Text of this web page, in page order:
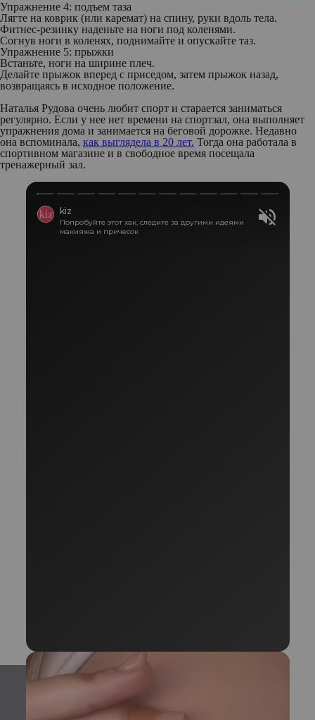
Упражнение 4: подъем таза
Лягте на коврик (или каремат) на спину, руки вдоль тела.
Фитнес-резинку наденьте на ноги под коленями.
Согнув ноги в коленях, поднимайте и опускайте таз.
Упражнение 5: прыжки
Встаньте, ноги на ширине плеч.
Делайте прыжок вперед с приседом, затем прыжок назад,
возвращаясь в исходное положение.
Наталья Рудова очень любит спорт и старается заниматься
регулярно. Если у нее нет времени на спортзал, она выполняет
упражнения дома и занимается на беговой дорожке. Недавно
она вспоминала, как выглядела в 20 лет. Тогда она работала в
спортивном магазине и в свободное время посещала
тренажерный зал.